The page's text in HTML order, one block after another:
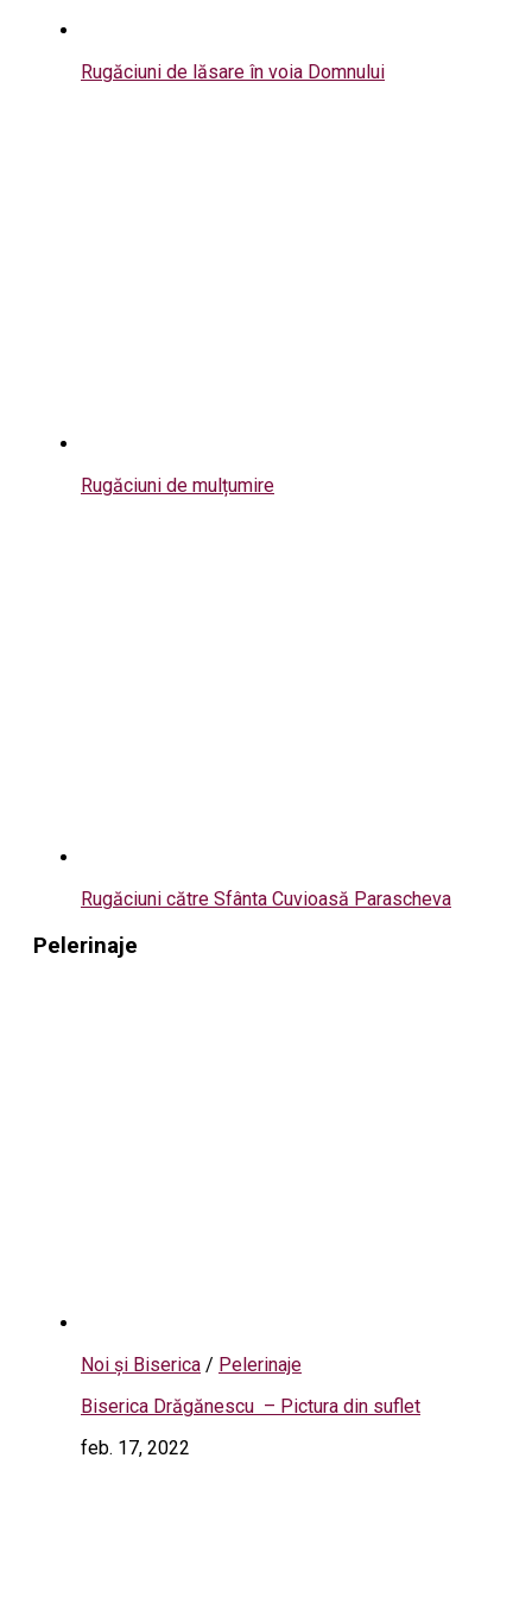
Rugăciuni de lăsare în voia Domnului
Rugăciuni de mulțumire
Rugăciuni către Sfânta Cuvioasă Parascheva
Pelerinaje
Noi și Biserica / Pelerinaje
Biserica Drăgănescu – Pictura din suflet
feb. 17, 2022